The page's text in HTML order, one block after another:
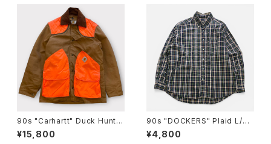
90s "Carhartt" Duck Huntin
g Jacket カーハートダック ハ
ンティングジャケット[M]
¥15,800
90s "DOCKERS" Plaid L/S
B.D Cotton shirt ドッカーズ
ボタンダウンシャツ [XL]
¥4,800